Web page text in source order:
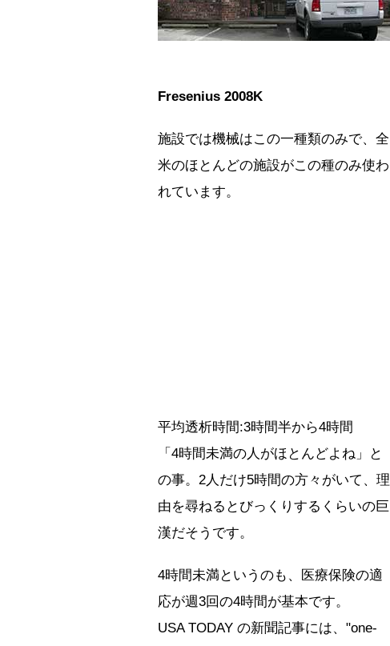
Fresenius 2008K
施設では機械はこの一種類のみで、全
米のほとんどの施設がこの種のみ使わ
れています。
平均透析時間:3時間半から4時間
「4時間未満の人がほとんどよね」と
の事。2人だけ5時間の方々がいて、理
由を尋ねるとびっくりするくらいの巨
漢だそうです。
4時間未満というのも、医療保険の適
応が週3回の4時間が基本です。
USA TODAY の新聞記事には、"one-